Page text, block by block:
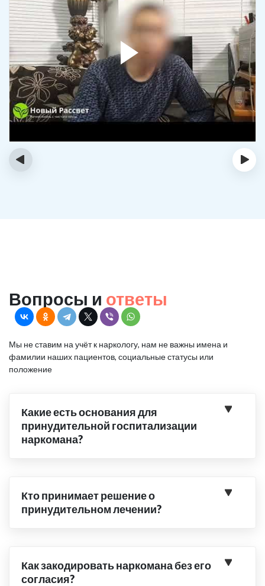
‹ ›
Вопросы и ответы
Мы не ставим на учёт к наркологу, нам не важны имена и
фамилии наших пациентов, социальные статусы или
положение
Какие есть основания для
принудительной госпитализации
наркомана?
Кто принимает решение о
принудительном лечении?
Как закодировать наркомана без его
согласия?